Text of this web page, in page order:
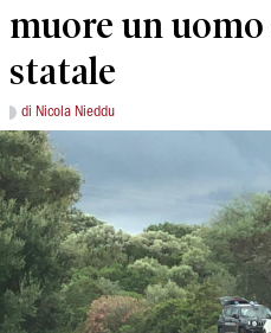
muore un
statale
di Nicola Nieddu